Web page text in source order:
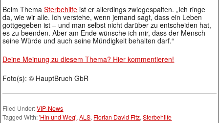
Beim ThemaSterbehilfe ist er allerdings zwiegespalten. „Ich ringe
da, wie wir alle. Ich verstehe, wenn jemand sagt, dass ein Leben
gottgegeben ist – und man selbst nicht darüber zu entscheiden hat,
es zu beenden. Aber am Ende wünsche ich mir, dass der Mensch
seine Würde und auch seine Mündigkeit behalten darf.“
Deine Meinung zu diesem Thema? Hier kommentieren!
Foto(s): © HauptBruch GbR
Filed Under:VIP-News
Tagged With:'Hin und Weg',ALS, Florian David Fitz,Sterbehilfe